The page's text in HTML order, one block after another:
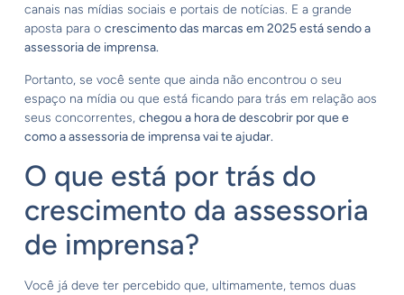
canais nas mídias sociais e portais de notícias. E a grande
aposta para o crescimento das marcas em 2025 está sendo a
assessoria de imprensa.
Portanto, se você sente que ainda não encontrou o seu
espaço na mídia ou que está ficando para trás em relação aos
seus concorrentes, chegou a hora de descobrir por que e
como a assessoria de imprensa vai te ajudar.
O que está por trás do
crescimento da assessoria
de imprensa?
Você já deve ter percebido que, ultimamente, temos duas